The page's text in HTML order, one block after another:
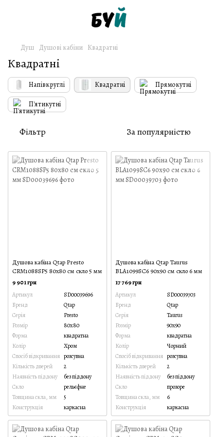
Душ Душові кабіни Квадратні
Квадратні
Напівкруглі Квадратні Прямокутні
П'ятикутні
Фільтр За популярністю
Душова кабіна Qtap Presto
CRM1088SP5 80х80 см скло 5 мм
9 901 грн
Артикул
SD00039696
Бренд
Qtap
Серія
Presto
Розмір
80x80
Форма
квадратна
Колір
Хром
Спосіб відкривання розсувна
Кількість дверей
2
Наявність піддону
без піддону
Скло
рельєфне
Товщина скла, мм
5
Конструкція
каркасна
Душова кабіна Qtap Taurus
BLA1099SC6 90х90 см скло 6 мм
17 769 грн
Артикул
SD00039703
Бренд
Qtap
Серія
Taurus
Розмір
90x90
Форма
квадратна
Колір
Чорний
Спосіб відкривання розсувна
Кількість дверей
2
Наявність піддону
без піддону
Скло
прозоре
Товщина скла, мм
6
Конструкція
каркасна